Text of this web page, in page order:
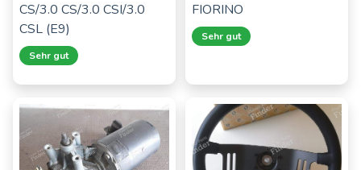
CS/3.0 CS/3.0 CSI/3.0
CSL (E9)
Sehr gut
FIORINO
Sehr gut